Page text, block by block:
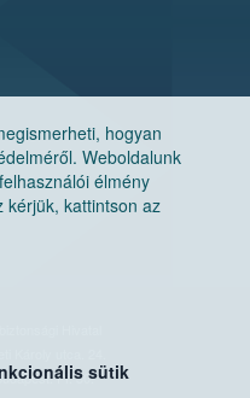
hogyan
Weboldalunk
élmény
kérjük, kattintson az
sütik
Hivatal
Pf. 30.